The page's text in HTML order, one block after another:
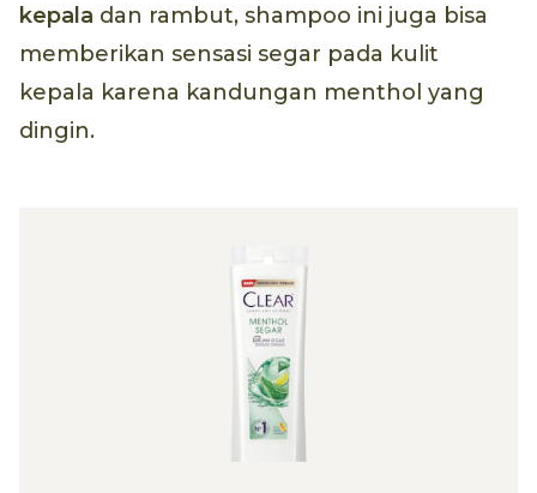
kepala dan rambut, shampoo ini juga bisa
memberikan sensasi segar pada kulit
kepala karena kandungan menthol yang
dingin.